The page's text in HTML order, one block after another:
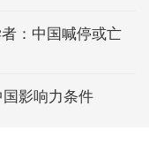
：中国喊停或亡
影响力条件